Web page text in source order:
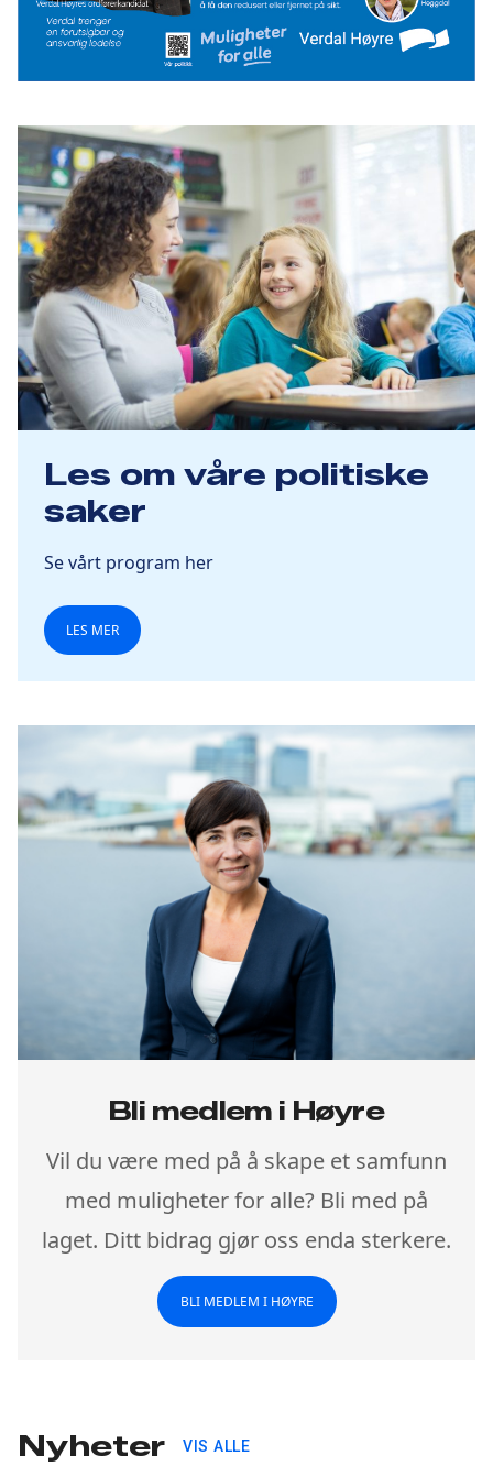
Les om våre politiske
saker
Se vårt program her
LES MER
Bli medlem i Høyre
Vil du være med på å skape et samfunn
med muligheter for alle? Bli med på
laget. Ditt bidrag gjør oss enda sterkere.
BLI MEDLEM I HØYRE
Nyheter VIS ALLE